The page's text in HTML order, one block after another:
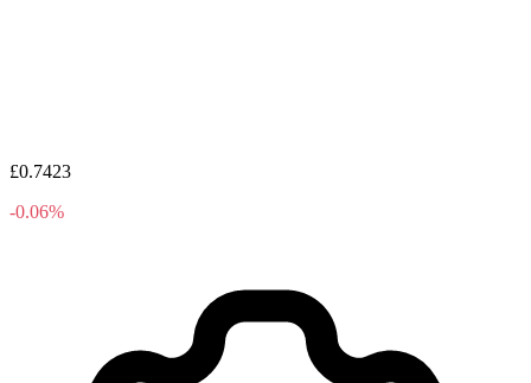
£0.7423
-0.06%